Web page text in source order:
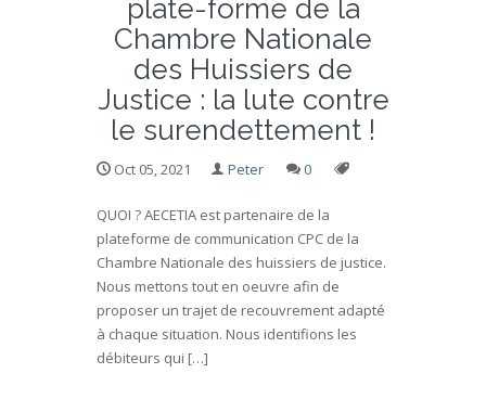
plate-forme de la
Chambre Nationale
des Huissiers de
Justice : la lute contre
le surendettement !
Oct 05, 2021 Peter 0
QUOI ? AECETIA est partenaire de la
plateforme de communication CPC de la
Chambre Nationale des huissiers de justice.
Nous mettons tout en oeuvre afin de
proposer un trajet de recouvrement adapté
à chaque situation. Nous identifions les
débiteurs qui […]